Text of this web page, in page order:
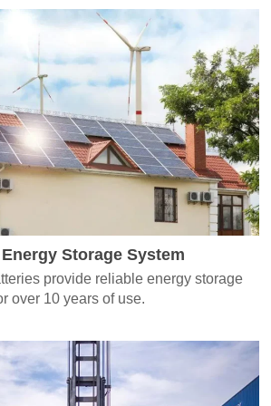
Storage System
provide reliable energy storage
over 10 years of use.